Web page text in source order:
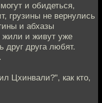
и обидеться,
грузины не вернулись
и абхазы
жили и живут уже
друг друга любят.
Цхинвали?", как кто,